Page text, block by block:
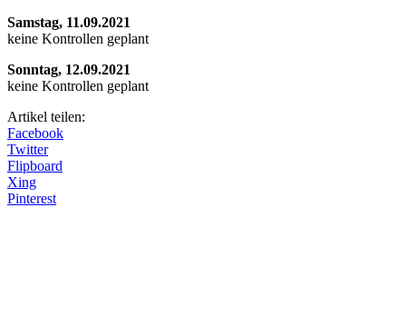
Samstag, 11.09.2021
keine Kontrollen geplant
Sonntag, 12.09.2021
keine Kontrollen geplant
Artikel teilen:
Facebook
Twitter
Flipboard
Xing
Pinterest